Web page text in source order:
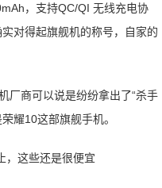
，支持QC/QI 无线充电协
对得起旗舰机的称号，自家的
厂商可以说是纷纷拿出了“杀手
耀10这部旗舰手机。